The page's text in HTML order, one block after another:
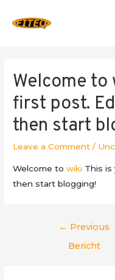
Welcome to
first post.
then start
Leave a Comment /
Welcome towiki This
then start blogging!
← Previous
Bericht